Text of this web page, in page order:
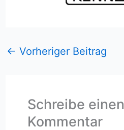
← Vorheriger Beitrag
Schreibe einen
Kommentar